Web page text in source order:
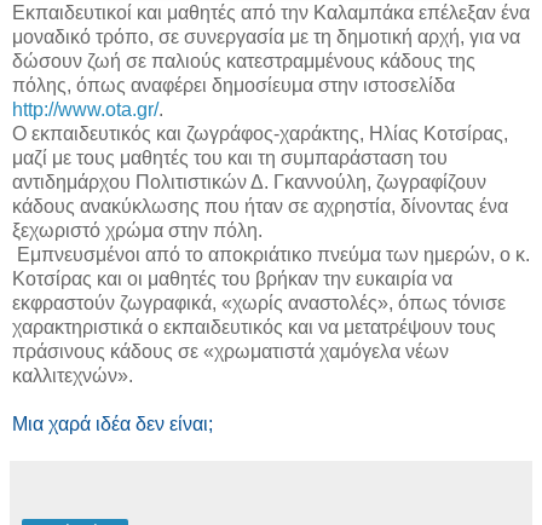
Εκπαιδευτικοί και μαθητές από την Καλαμπάκα επέλεξαν ένα
μοναδικό τρόπο, σε συνεργασία με τη δημοτική αρχή, για να
δώσουν ζωή σε παλιούς κατεστραμμένους κάδους της
πόλης, όπως αναφέρει δημοσίευμα στην ιστοσελίδα
http://www.ota.gr/.
Ο εκπαιδευτικός και ζωγράφος-χαράκτης, Ηλίας Κοτσίρας,
μαζί με τους μαθητές του και τη συμπαράσταση του
αντιδημάρχου Πολιτιστικών Δ. Γκαννούλη, ζωγραφίζουν
κάδους ανακύκλωσης που ήταν σε αχρηστία, δίνοντας ένα
ξεχωριστό χρώμα στην πόλη.
Εμπνευσμένοι από το αποκριάτικο πνεύμα των ημερών, ο κ.
Κοτσίρας και οι μαθητές του βρήκαν την ευκαιρία να
εκφραστούν ζωγραφικά, «χωρίς αναστολές», όπως τόνισε
χαρακτηριστικά ο εκπαιδευτικός και να μετατρέψουν τους
πράσινους κάδους σε «χρωματιστά χαμόγελα νέων
καλλιτεχνών».
Μια χαρά ιδέα δεν είναι;